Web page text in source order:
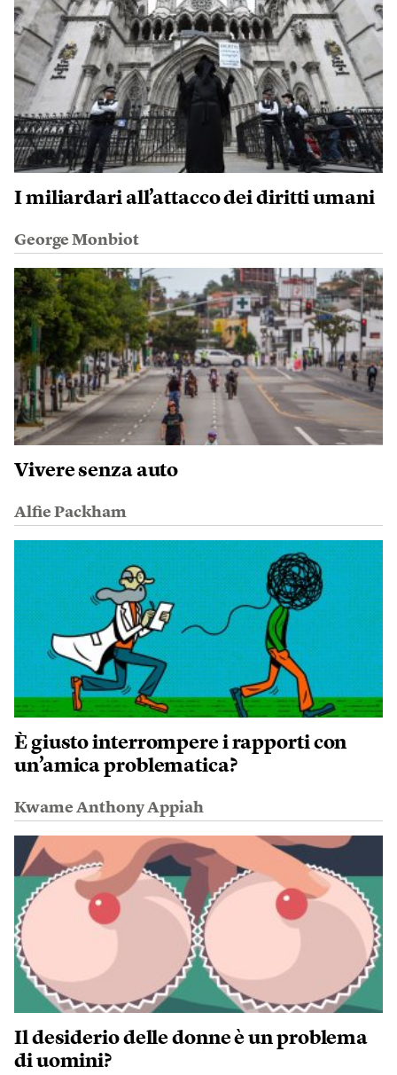
I miliardari all’attacco dei diritti umani
George Monbiot
Vivere senza auto
Alfie Packham
È giusto interrompere i rapporti con
un’amica problematica?
Kwame Anthony Appiah
Il desiderio delle donne è un problema
di uomini?